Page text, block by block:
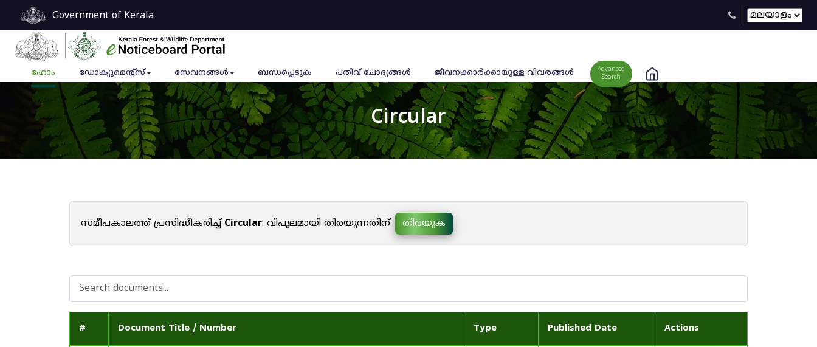
Government of Kerala
ഹോം ഡോക്യുമെൻ്റ്സ് സേവനങ്ങൾ ബന്ധപ്പെടുക പതിവ് ചോദ്യങ്ങൾ ജീവനക്കാര്‍ക്കായുള്ള വിവരങ്ങള്‍
Advanced
Search
Circular
സമീപകാലത്ത് പ്രസിദ്ധീകരിച്ച്Circular. വിപുലമായി തിരയുന്നതിന് തിരയുക
# Document Title / Number Type Published Date Actions